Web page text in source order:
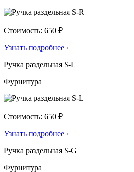
Стоимость: 650 ₽
Узнать подробнее ›
Ручка раздельная S-L
Фурнитура
Стоимость: 650 ₽
Узнать подробнее ›
Ручка раздельная S-G
Фурнитура